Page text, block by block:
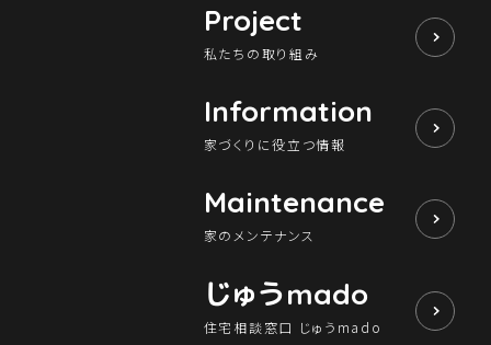
Project
私たちの取り組み
Information
家づくりに役立つ情報
Maintenance
家のメンテナンス
じゅうmado
住宅相談窓口 じゅうmado